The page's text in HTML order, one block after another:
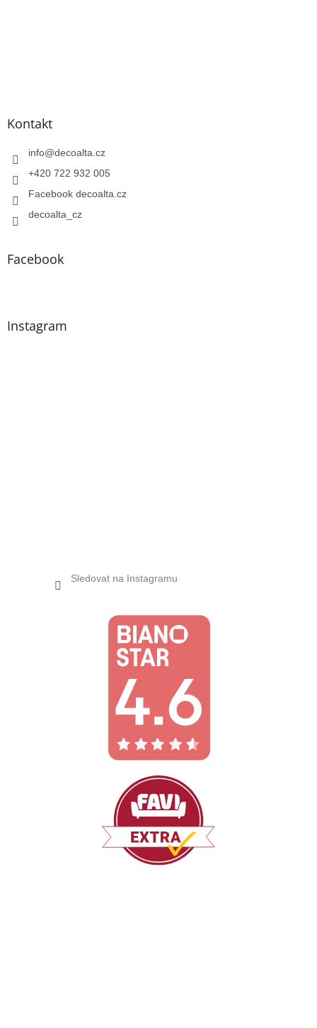
Kontakt
info@decoalta.cz
+420 722 932 005
Facebook decoalta.cz
decoalta_cz
Facebook
Instagram
Sledovat na Instagramu